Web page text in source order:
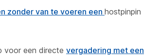
zonder van te voeren een hostpinpin
voor een directe vergadering met een